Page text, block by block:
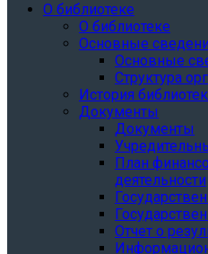
О библиотеке
О библиотеке
Основные
Основные
Структура
История
Документы
Документы
План
деятельности
Отчет о